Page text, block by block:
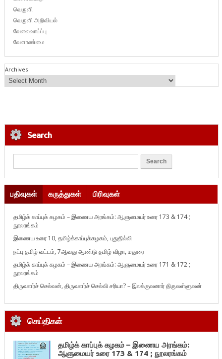
வெருளி
வெருளி அறிவியல்
வேலைவாய்ப்பு
வேளாண்மை
Archives
Search
பதிவுகள் கருத்துகள் பிரிவுகள்
தமிழ்க் காப்புக் கழகம் – இணைய அரங்கம்: ஆளுமையர் உரை 173 & 174 ;
நூலரங்கம்
இணைய உரை 10, தமிழ்க்காப்புக்கழகம், புதுதில்லி
நட்பு தமிழ் வட்டம், 7ஆவது ஆண்டு தமிழ் விழா, மதுரை
தமிழ்க் காப்புக் கழகம் – இணைய அரங்கம்: ஆளுமையர் உரை 171 & 172 ;
நூலரங்கம்
திருவளர்ச் செல்வன், திருவளர்ச் செல்வி சரியா? – இலக்குவனார் திருவள்ளுவன்
செய்திகள்
தமிழ்க் காப்புக் கழகம் – இணைய அரங்கம்:
ஆளுமையர் உரை 173 & 174 ; நூலரங்கம்